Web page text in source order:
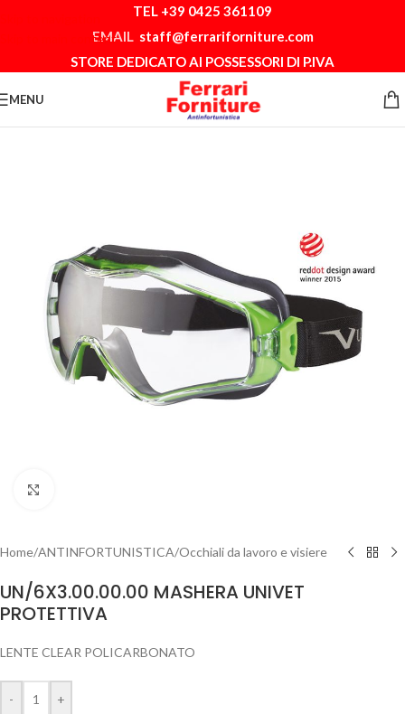
Skip to main content
TEL +39 0425 361109
EMAIL staff@ferrariforniture.com
STORE DEDICATO AI POSSESSORI DI P.IVA
MENU
Home/ANTINFORTUNISTICA/Occhiali da lavoro e visiere
UN/6X3.00.00.00 MASHERA UNIVET
PROTETTIVA
LENTE CLEAR POLICARBONATO
- +